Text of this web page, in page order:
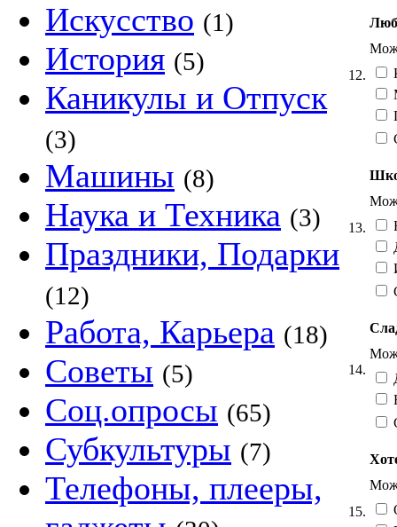
Искусство (1)
История (5)
Каникулы и Отпуск
(3)
Машины (8)
Наука и Техника (3)
Праздники, Подарки
(12)
Работа, Карьера (18)
Советы (5)
Соц.опросы (65)
Субкультуры (7)
Телефоны, плееры,
12.
13.
14.
15.